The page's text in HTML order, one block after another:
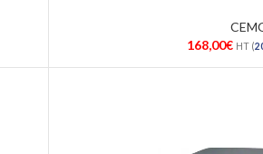
168,00€ HT (